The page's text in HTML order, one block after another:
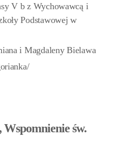
V b z Wychowawcą i
Podstawowej w
i Magdaleny Bielawa
Wspomnienie św.